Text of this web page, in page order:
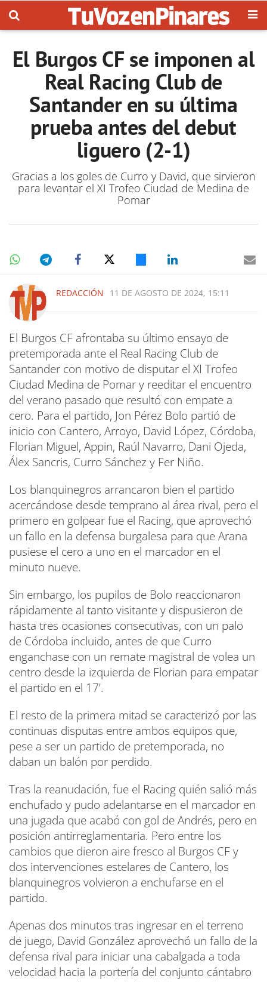
El Burgos CF se imponen al
Real Racing Club de
Santander en su última
prueba antes del debut
liguero (2-1)
Gracias a los goles de Curro y David, que sirvieron
para levantar el XI Trofeo Ciudad de Medina de
Pomar
REDACCIÓN 11 DE AGOSTO DE 2024, 15:11
El Burgos CF afrontaba su último ensayo de
pretemporada ante el Real Racing Club de
Santander con motivo de disputar el XI Trofeo
Ciudad Medina de Pomar y reeditar el encuentro
del verano pasado que resultó con empate a
cero. Para el partido, Jon Pérez Bolo partió de
inicio con Cantero, Arroyo, David López, Córdoba,
Florian Miguel, Appin, Raúl Navarro, Dani Ojeda,
Álex Sancris, Curro Sánchez y Fer Niño.
Los blanquinegros arrancaron bien el partido
acercándose desde temprano al área rival, pero el
primero en golpear fue el Racing, que aprovechó
un fallo en la defensa burgalesa para que Arana
pusiese el cero a uno en el marcador en el
minuto nueve.
Sin embargo, los pupilos de Bolo reaccionaron
rápidamente al tanto visitante y dispusieron de
hasta tres ocasiones consecutivas, con un palo
de Córdoba incluido, antes de que Curro
enganchase con un remate magistral de volea un
centro desde la izquierda de Florian para empatar
el partido en el 17’.
El resto de la primera mitad se caracterizó por las
continuas disputas entre ambos equipos que,
pese a ser un partido de pretemporada, no
daban un balón por perdido.
Tras la reanudación, fue el Racing quién salió más
enchufado y pudo adelantarse en el marcador en
una jugada que acabó con gol de Andrés, pero en
posición antirreglamentaria. Pero entre los
cambios que dieron aire fresco al Burgos CF y
dos intervenciones estelares de Cantero, los
blanquinegros volvieron a enchufarse en el
partido.
Apenas dos minutos tras ingresar en el terreno
de juego, David González aprovechó un fallo de la
defensa rival para iniciar una cabalgada a toda
velocidad hacia la portería del conjunto cántabro